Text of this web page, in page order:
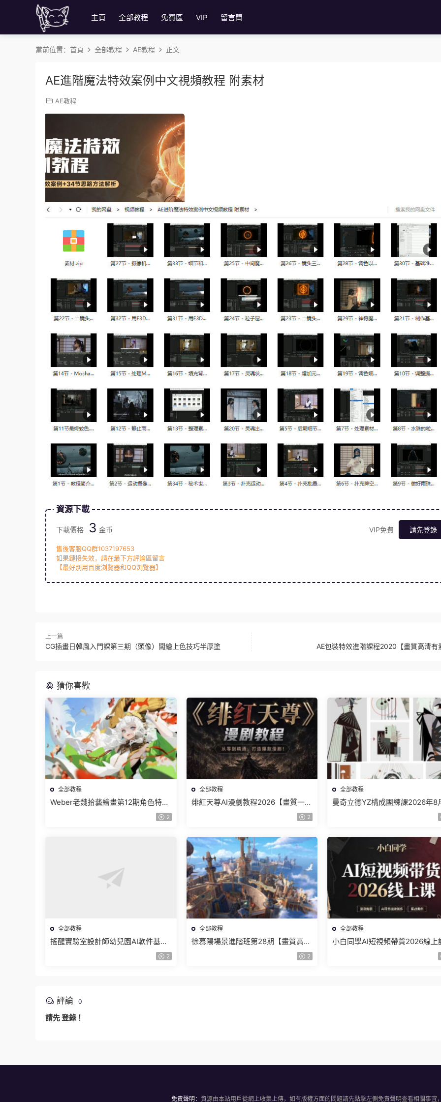
主頁 全部教程 免費區 VIP 留言闆
當前位置： 首頁 全部教程 AE教程 正文
AE進階魔法特效案例中文視頻教程 附素材
AE教程
資源下載
下載價格 3 金币 VIP免費 請先登錄
售後客服QQ群1037197653
如果鏈接失效，請在最下方評論區留言
【最好别用百度浏覽器和QQ浏覽器】
上一篇
CG插畫日韓風入門課第三期（頭像）闆繪上色技巧半厚塗 AE包裝特效進階課程2020【畫質高清有
猜你喜歡
全部教程
Weber老魏拾藝繪畫第12期角色特訓
2
全部教程
绯紅天尊AI漫劇教程2026【畫質一般
2
全部教程
曼奇立德YZ構成團練課2026年8
全部教程
搖醒實驗室設計師幼兒園AI軟件基礎
2
全部教程
徐慕陽場景進階班第28期【畫質高清
2
全部教程
小白同學AI短視頻帶貨2026線上
評論 0
請先登錄 ！
免責聲明： 資源由本站用戶從網上收集上傳，如有版權方面的問題請先點擊左側免責聲明查看相關事宜